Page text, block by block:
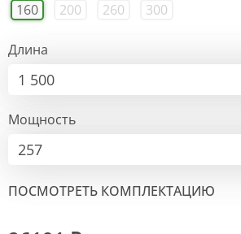
160
200 260 300
Длина
1 500
Мощность
257
ПОСМОТРЕТЬ КОМПЛЕКТАЦИЮ